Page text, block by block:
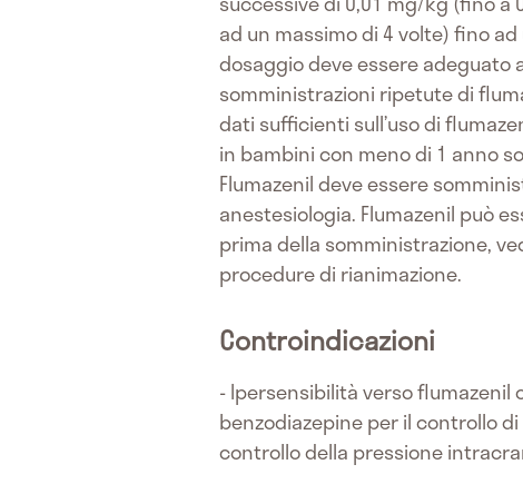
ad un massimo di 4 volte) fino
dosaggio deve essere adeguato
somministrazioni ripetute di
dati sufficienti sull’uso di
in bambini con meno di 1 anno
Flumazenil deve essere
anestesiologia. Flumazenil può
prima della somministrazione,
procedure di rianimazione.
Controindicazioni
- Ipersensibilità verso
benzodiazepine per il controllo
controllo della pressione